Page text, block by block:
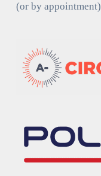
(or by appointment)